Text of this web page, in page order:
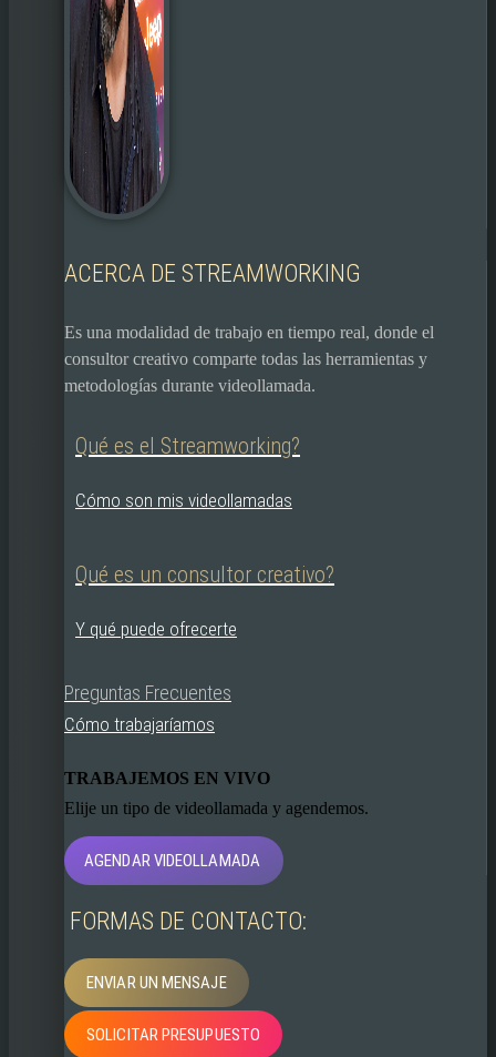
ACERCA DE STREAMWORKING
Es una modalidad de trabajo en tiempo real, donde el
consultor creativo comparte todas las herramientas y
metodologías durante videollamada.
Qué es el Streamworking?
Cómo son mis videollamadas
Qué es un consultor creativo?
Y qué puede ofrecerte
Preguntas Frecuentes
Cómo trabajaríamos
TRABAJEMOS EN VIVO
Elije un tipo de videollamada y agendemos.
AGENDAR VIDEOLLAMADA
FORMAS DE CONTACTO:
ENVIAR UN MENSAJE
SOLICITAR PRESUPUESTO